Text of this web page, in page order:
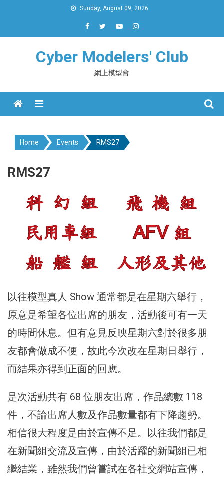
Sunday, August 09, 2026
Cyber Modelers' Club
網上模型會
Menu
Home Events RMS27
RMS27
以往模型真人 Show 通常都是在星期六舉行，
原意是希望各位出席的朋友，活動後可有一天
的時間休息。但有意見反映星期六對於很多朋
友都會做成不便，故此今次改在星期日舉行，
而結果亦得到正面的回應。
是次活動共有 68 位朋友出席，作品總數 118
件，不論出席人數及作品數量都有下降趨勢。
相信很大程度是由於宣傳不足。以往我們都是
在新聞組交流及宣傳，由於活躍的新聞組已相
繼結業，雖然我們曾嘗試在各社交網站宣傳，